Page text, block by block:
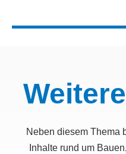
Neben diesem Thema
Inhalte rund um